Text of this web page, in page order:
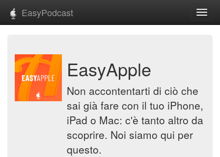
EasyPodcast
EasyApple
Non accontentarti di ciò che
sai già fare con il tuo iPhone,
iPad o Mac: c'è tanto altro da
scoprire. Noi siamo qui per
questo.